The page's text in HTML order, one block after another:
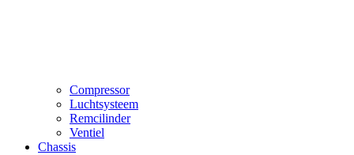
Compressor
Luchtsysteem
Remcilinder
Ventiel
Chassis